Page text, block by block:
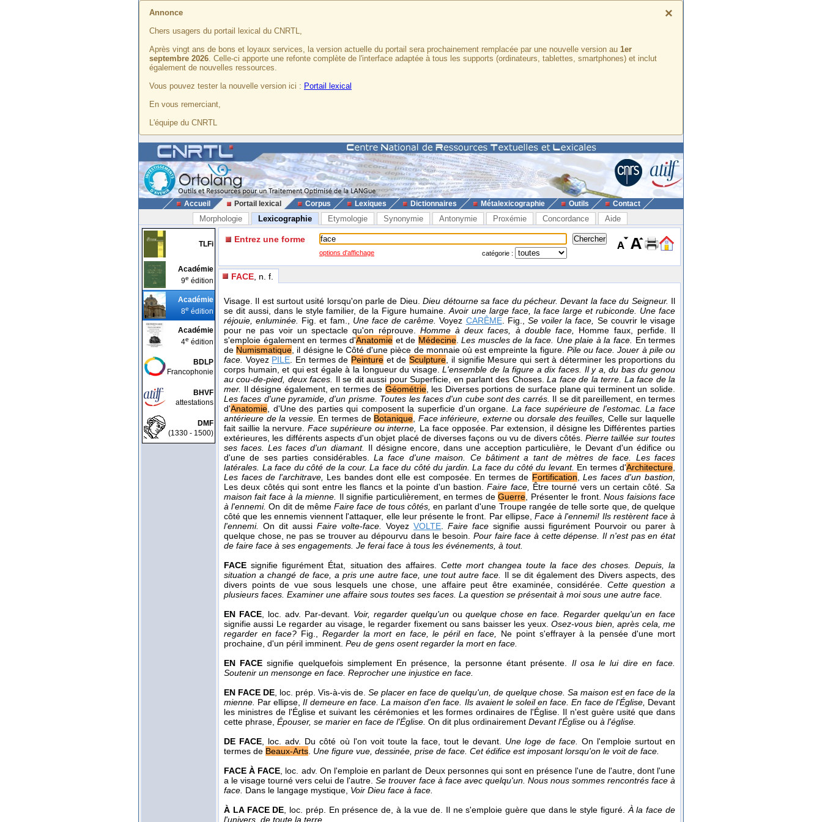
×
Annonce
Chers usagers du portail lexical du CNRTL,
Après vingt ans de bons et loyaux services, la version actuelle du portail sera prochainement remplacée par une nouvelle version au 1er
septembre 2026. Celle-ci apporte une refonte complète de l'interface adaptée à tous les supports (ordinateurs, tablettes, smartphones) et inclut
également de nouvelles ressources.
Vous pouvez tester la nouvelle version ici : Portail lexical
En vous remerciant,
L'équipe du CNRTL
Accueil Portail lexical Corpus Lexiques Dictionnaires Métalexicographie Outils Contact
Morphologie Lexicographie Etymologie Synonymie Antonymie Proxémie Concordance Aide
TLFi
Académie
9e édition
Académie
8e édition
Académie
4e édition
BDLP
Francophonie
BHVF
attestations
DMF
(1330 - 1500)
Entrez une forme
options d'affichage catégorie :
FACE , n. f.
Visage. Il est surtout usité lorsqu'on parle de Dieu.Dieu détourne sa face du pécheur. Devant la face du Seigneur. Il
se dit aussi, dans le style familier, de la Figure humaine.Avoir une large face, la face large et rubiconde. Une face
réjouie, enluminée. Fig. et fam., Une face de carême.Voyez CARÊME. Fig., Se voiler la face, Se couvrir le visage
pour ne pas voir un spectacle qu'on réprouve. Homme à deux faces, à double face, Homme faux, perfide. Il
s'emploie également en termes d'Anatomie et de Médecine.Les muscles de la face. Une plaie à la face. En termes
de Numismatique, il désigne le Côté d'une pièce de monnaie où est empreinte la figure. Pile ou face. Jouer à pile ou
face. Voyez PILE. En termes de Peinture et deSculpture, il signifie Mesure qui sert à déterminer les proportions du
corps humain, et qui est égale à la longueur du visage.L'ensemble de la figure a dix faces. Il y a, du bas du genou
au cou-de-pied, deux faces. Il se dit aussi pour Superficie, en parlant des Choses.La face de la terre. La face de la
mer. Il désigne également, en termes de Géométrie, les Diverses portions de surface plane qui terminent un solide.
Les faces d'une pyramide, d'un prisme. Toutes les faces d'un cube sont des carrés. Il se dit pareillement, en termes
d'Anatomie, d'Une des parties qui composent la superficie d'un organe. La face supérieure de l'estomac. La face
antérieure de la vessie. En termes de Botanique, Face inférieure, externeoudorsale des feuilles, Celle sur laquelle
fait saillie la nervure.Face supérieure ou interne, La face opposée. Par extension, il désigne les Différentes parties
extérieures, les différents aspects d'un objet placé de diverses façons ou vu de divers côtés.Pierre taillée sur toutes
ses faces. Les faces d'un diamant. Il désigne encore, dans une acception particulière, le Devant d'un édifice ou
d'une de ses parties considérables. La face d'une maison. Ce bâtiment a tant de mètres de face. Les faces
latérales. La face du côté de la cour. La face du côté du jardin. La face du côté du levant. En termes d'Architecture,
Les faces de l'architrave, Les bandes dont elle est composée. En termes de Fortification,Les faces d'un bastion,
Les deux côtés qui sont entre les flancs et la pointe d'un bastion.Faire face, Être tourné vers un certain côté.Sa
maison fait face à la mienne. Il signifie particulièrement, en termes deGuerre, Présenter le front.Nous faisions face
à l'ennemi.On dit de mêmeFaire face de tous côtés,en parlant d'une Troupe rangée de telle sorte que, de quelque
côté que les ennemis viennent l'attaquer, elle leur présente le front. Par ellipse,Face à l'ennemi! Ils restèrent face à
l'ennemi. On dit aussi Faire volte-face. Voyez VOLTE. Faire face signifie aussi figurément Pourvoir ou parer à
quelque chose, ne pas se trouver au dépourvu dans le besoin. Pour faire face à cette dépense. Il n'est pas en état
de faire face à ses engagements. Je ferai face à tous les événements, à tout.
FACE signifie figurément État, situation des affaires. Cette mort changea toute la face des choses. Depuis, la
situation a changé de face, a pris une autre face, une tout autre face. Il se dit également des Divers aspects, des
divers points de vue sous lesquels une chose, une affaire peut être examinée, considérée. Cette question a
plusieurs faces. Examiner une affaire sous toutes ses faces. La question se présentait à moi sous une autre face.
EN FACE, loc. adv. Par-devant. Voir, regarder quelqu'un ouquelque chose en face. Regarder quelqu'un en face
signifie aussi Le regarder au visage, le regarder fixement ou sans baisser les yeux.Osez-vous bien, après cela, me
regarder en face? Fig., Regarder la mort en face, le péril en face, Ne point s'effrayer à la pensée d'une mort
prochaine, d'un péril imminent. Peu de gens osent regarder la mort en face.
EN FACE signifie quelquefois simplement En présence, la personne étant présente. Il osa le lui dire en face.
Soutenir un mensonge en face. Reprocher une injustice en face.
EN FACE DE, loc. prép. Vis-à-vis de. Se placer en face de quelqu'un, de quelque chose. Sa maison est en face de la
mienne. Par ellipse,Il demeure en face. La maison d'en face. Ils avaient le soleil en face.En face de l'Église, Devant
les ministres de l'Église et suivant les cérémonies et les formes ordinaires de l'Église. Il n'est guère usité que dans
cette phrase, Épouser, se marier en face de l'Église. On dit plus ordinairement Devant l'Église ou à l'église.
DE FACE, loc. adv. Du côté où l'on voit toute la face, tout le devant. Une loge de face. On l'emploie surtout en
termes de Beaux-Arts. Une figure vue, dessinée, prise de face. Cet édifice est imposant lorsqu'on le voit de face.
FACE À FACE, loc. adv. On l'emploie en parlant de Deux personnes qui sont en présence l'une de l'autre, dont l'une
a le visage tourné vers celui de l'autre.Se trouver face à face avec quelqu'un. Nous nous sommes rencontrés face à
face. Dans le langage mystique, Voir Dieu face à face.
À LA FACE DE, loc. prép. En présence de, à la vue de. Il ne s'emploie guère que dans le style figuré.À la face de
l'univers, de toute la terre.